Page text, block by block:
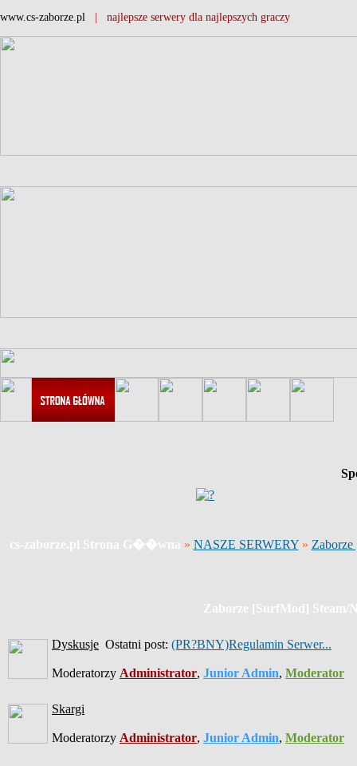
www.cs-zaborze.pl | najlepsze serwery dla najlepszych graczy
cs-zaborze.pl Strona G��wna » NASZE SERWERY»
Zaborze [SurfMod] Steam/
Dyskusje Ostatni post: (PR?BNY)Regulamin Serwer...
Moderatorzy Administrator, Junior Admin, Moderator
Skargi
Moderatorzy Administrator, Junior Admin, Moderator